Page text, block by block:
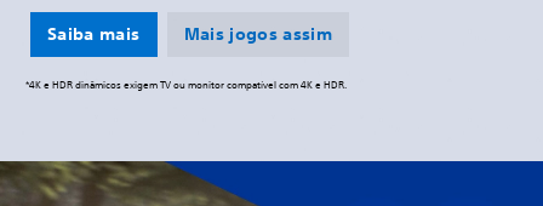
Saiba mais Mais jogos assim
*4K e HDR dinâmicos exigem TV ou monitor compatível com 4K e HDR.